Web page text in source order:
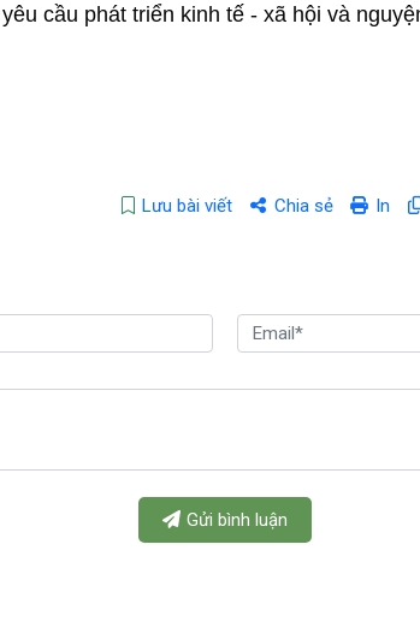
cầu phát triển kinh tế - xã hội và
Lưu bài viết Chia sẻ In
Gửi bình luận